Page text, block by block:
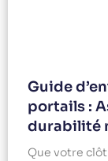
Guide
portails :
durabilité
Que votre